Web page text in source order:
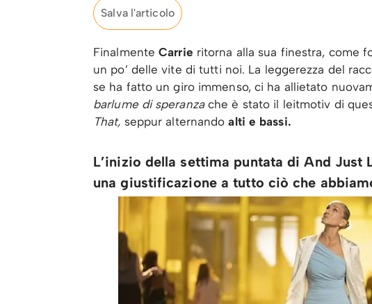
Salva l'articolo
FinalmenteCarrie ritorna alla sua finestra, come
un po’ delle vite di tutti noi. La leggerezza del
se ha fatto un giro immenso, ci ha allietato
barlume di speranzache è stato il leitmotiv di
That, seppur alternandoalti e bassi.
L’inizio della settima puntata di And Just
una giustificazione a tutto ciò che